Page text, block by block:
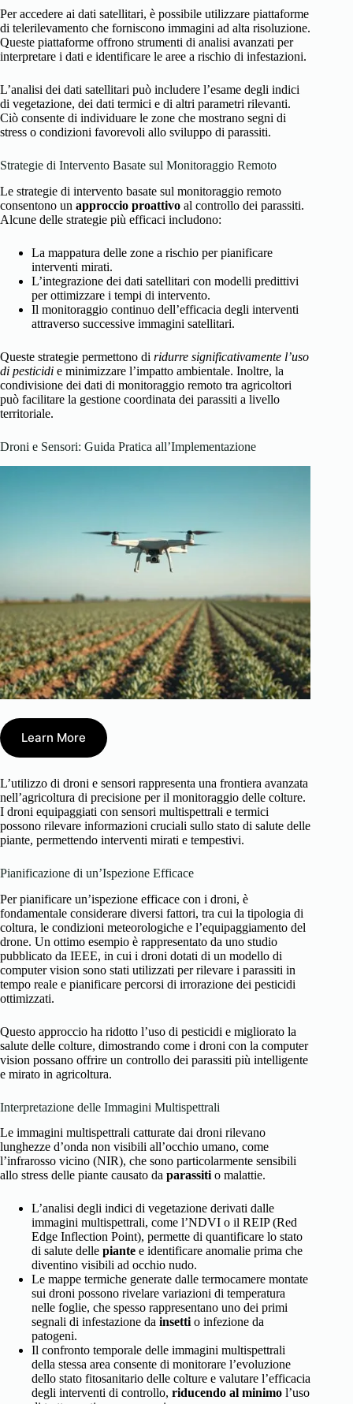
Per accedere ai dati satellitari, è possibile utilizzare piattaforme
di telerilevamento che forniscono immagini ad alta risoluzione.
Queste piattaforme offrono strumenti di analisi avanzati per
interpretare i dati e identificare le aree a rischio di infestazioni.
L’analisi dei dati satellitari può includere l’esame degli indici
di vegetazione, dei dati termici e di altri parametri rilevanti.
Ciò consente di individuare le zone che mostrano segni di
stress o condizioni favorevoli allo sviluppo di parassiti.
Strategie di Intervento Basate sul Monitoraggio Remoto
Le strategie di intervento basate sul monitoraggio remoto
consentono un approccio proattivo al controllo dei parassiti.
Alcune delle strategie più efficaci includono:
La mappatura delle zone a rischio per pianificare
interventi mirati.
L’integrazione dei dati satellitari con modelli predittivi
per ottimizzare i tempi di intervento.
Il monitoraggio continuo dell’efficacia degli interventi
attraverso successive immagini satellitari.
Queste strategie permettono di ridurre significativamente l’uso
di pesticidi e minimizzare l’impatto ambientale. Inoltre, la
condivisione dei dati di monitoraggio remoto tra agricoltori
può facilitare la gestione coordinata dei parassiti a livello
territoriale.
Droni e Sensori: Guida Pratica all’Implementazione
Learn More
L’utilizzo di droni e sensori rappresenta una frontiera avanzata
nell’agricoltura di precisione per il monitoraggio delle colture.
I droni equipaggiati con sensori multispettrali e termici
possono rilevare informazioni cruciali sullo stato di salute delle
piante, permettendo interventi mirati e tempestivi.
Pianificazione di un’Ispezione Efficace
Per pianificare un’ispezione efficace con i droni, è
fondamentale considerare diversi fattori, tra cui la tipologia di
coltura, le condizioni meteorologiche e l’equipaggiamento del
drone. Un ottimo esempio è rappresentato da uno studio
pubblicato da IEEE, in cui i droni dotati di un modello di
computer vision sono stati utilizzati per rilevare i parassiti in
tempo reale e pianificare percorsi di irrorazione dei pesticidi
ottimizzati.
Questo approccio ha ridotto l’uso di pesticidi e migliorato la
salute delle colture, dimostrando come i droni con la computer
vision possano offrire un controllo dei parassiti più intelligente
e mirato in agricoltura.
Interpretazione delle Immagini Multispettrali
Le immagini multispettrali catturate dai droni rilevano
lunghezze d’onda non visibili all’occhio umano, come
l’infrarosso vicino (NIR), che sono particolarmente sensibili
allo stress delle piante causato da parassiti o malattie.
L’analisi degli indici di vegetazione derivati dalle
immagini multispettrali, come l’NDVI o il REIP (Red
Edge Inflection Point), permette di quantificare lo stato
di salute delle piante e identificare anomalie prima che
diventino visibili ad occhio nudo.
Le mappe termiche generate dalle termocamere montate
sui droni possono rivelare variazioni di temperatura
nelle foglie, che spesso rappresentano uno dei primi
segnali di infestazione da insetti o infezione da
patogeni.
Il confronto temporale delle immagini multispettrali
della stessa area consente di monitorare l’evoluzione
dello stato fitosanitario delle colture e valutare l’efficacia
degli interventi di controllo, riducendo al minimo l’uso